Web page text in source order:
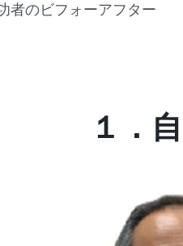
者のビフォーアフター
１．